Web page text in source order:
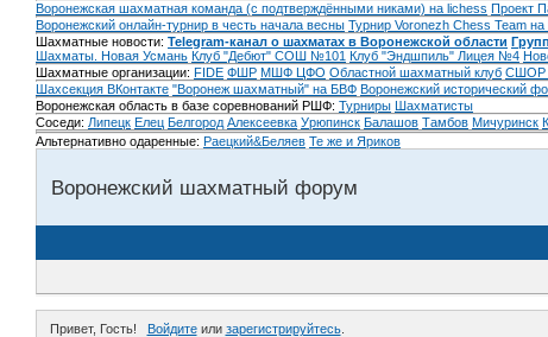
Воронежская шахматная команда (с подтверждёнными никами) на lichess Проект
Воронежский онлайн-турнир в честь начала весны Турнир Voronezh Chess Team
Шахматные новости: Telegram-канал о шахматах в Воронежской области
Шахматы. Новая Усмань Клуб "Дебют" СОШ №101 Клуб "Эндшпиль" Лицея №4
Шахматные организации: FIDE ФШР МШФ ЦФО Областной шахматный клуб СШОР
Шахсекция ВКонтакте "Воронеж шахматный" на БВФ Воронежский исторический
Воронежская область в базе соревнований РШФ: Турниры Шахматисты
Соседи: Липецк Елец Белгород Алексеевка Урюпинск Балашов Тамбов Мичуринск
Альтернативно одаренные: Раецкий&Беляев Те же и Яриков
Воронежский шахматный форум
Привет, Гость! Войдитеили зарегистрируйтесь.